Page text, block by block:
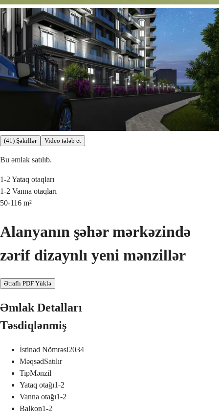
(41) Şəkillər Video tələb et
Bu əmlak satılıb.
1-2 Yataq otaqları
1-2 Vanna otaqları
50-116 m²
Alanyanın şəhər mərkəzində
zərif dizaynlı yeni mənzillər
Ətraflı PDF Yüklə
Əmlak Detalları
Təsdiqlənmiş
İstinad Nömrəsi2034
MəqsədSatılır
TipMənzil
Yataq otağı1-2
Vanna otağı1-2
Balkon1-2